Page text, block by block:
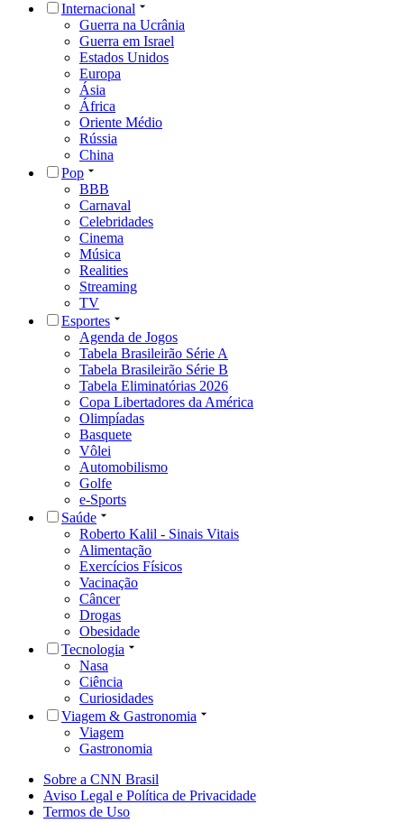
Internacional
Guerra na Ucrânia
Guerra em Israel
Estados Unidos
Europa
Ásia
África
Oriente Médio
Rússia
China
Pop
BBB
Carnaval
Celebridades
Cinema
Música
Realities
Streaming
TV
Esportes
Agenda de Jogos
Tabela Brasileirão Série A
Tabela Brasileirão Série B
Tabela Eliminatórias 2026
Copa Libertadores da América
Olimpíadas
Basquete
Vôlei
Automobilismo
Golfe
e-Sports
Saúde
Roberto Kalil - Sinais Vitais
Alimentação
Exercícios Físicos
Vacinação
Câncer
Drogas
Obesidade
Tecnologia
Nasa
Ciência
Curiosidades
Viagem & Gastronomia
Viagem
Gastronomia
Sobre a CNN Brasil
Aviso Legal e Política de Privacidade
Termos de Uso